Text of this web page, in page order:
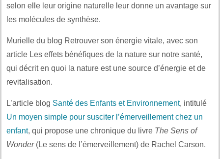
selon elle leur origine naturelle leur donne un avantage sur
les molécules de synthèse.
Murielle du blog Retrouver son énergie vitale, avec son
article Les effets bénéfiques de la nature sur notre santé,
qui décrit en quoi la nature est une source d’énergie et de
revitalisation.
L’article blog Santé des Enfants et Environnement, intitulé
Un moyen simple pour susciter l’émerveillement chez un
enfant, qui propose une chronique du livre The Sens of
Wonder(Le sens de l’émerveillement) de Rachel Carson.